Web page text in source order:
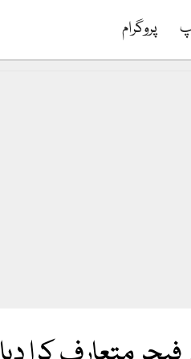
پروگرام